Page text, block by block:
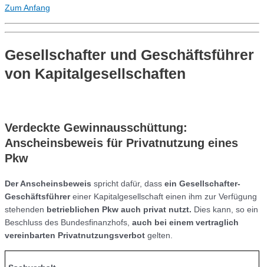
Zum Anfang
Gesellschafter und Geschäftsführer
von Kapitalgesellschaften
Verdeckte Gewinnausschüttung:
Anscheinsbeweis für Privatnutzung eines
Pkw
Der Anscheinsbeweis spricht dafür, dass ein Gesellschafter-
Geschäftsführereiner Kapitalgesellschaft einen ihm zur Verfügung
stehenden betrieblichen Pkw auch privat nutzt. Dies kann, so ein
Beschluss des Bundesfinanzhofs, auch bei einem vertraglich
vereinbarten Privatnutzungsverbot gelten.